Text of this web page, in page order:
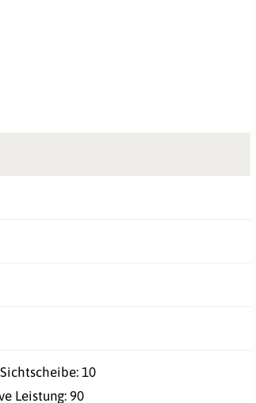
10
Leistung: 90